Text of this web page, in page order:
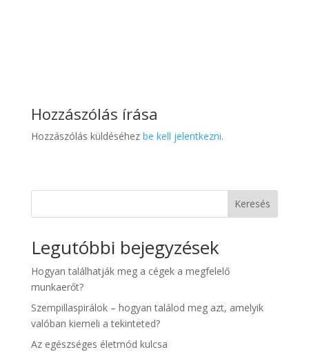
Hozzászólás írása
Hozzászólás küldéséhez be kell jelentkezni.
Keresés
Legutóbbi bejegyzések
Hogyan találhatják meg a cégek a megfelelő
munkaerőt?
Szempillaspirálok – hogyan találod meg azt, amelyik
valóban kiemeli a tekinteted?
Az egészséges életmód kulcsa